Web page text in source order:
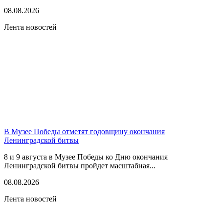
08.08.2026
Лента новостей
В Музее Победы отметят годовщину окончания
Ленинградской битвы
8 и 9 августа в Музее Победы ко Дню окончания
Ленинградской битвы пройдет масштабная...
08.08.2026
Лента новостей